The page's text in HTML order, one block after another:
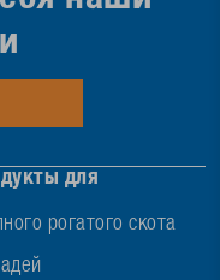
для
рогатого скота